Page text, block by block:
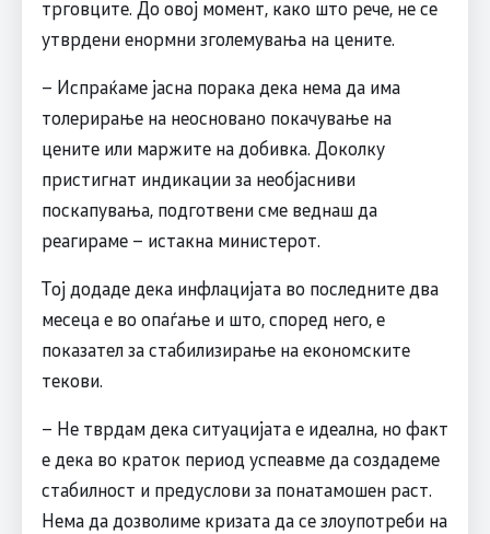
трговците. До овој момент, како што рече, не се
утврдени енормни зголемувања на цените.
– Испраќаме јасна порака дека нема да има
толерирање на неосновано покачување на
цените или маржите на добивка. Доколку
пристигнат индикации за необјасниви
поскапувања, подготвени сме веднаш да
реагираме – истакна министерот.
Тој додаде дека инфлацијата во последните два
месеца е во опаѓање и што, според него, е
показател за стабилизирање на економските
текови.
– Не тврдам дека ситуацијата е идеална, но факт
е дека во краток период успеавме да создадеме
стабилност и предуслови за понатамошен раст.
Нема да дозволиме кризата да се злоупотреби на